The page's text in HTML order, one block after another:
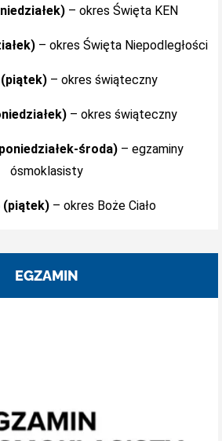
– okres Święta KEN
– okres Święta Niepodległości
(piątek) – okres świąteczny
– okres świąteczny
środa) – egzaminy
ósmoklasisty
(piątek)– okres Boże Ciało
EGZAMIN